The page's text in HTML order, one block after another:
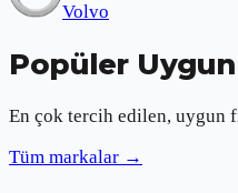
Volvo
Popüler
En çok tercih edilen, uygun
Tüm markalar →